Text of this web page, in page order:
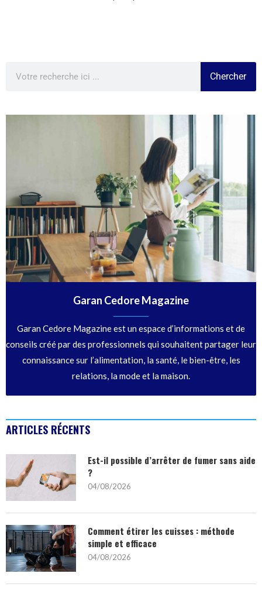
Chercher
Garan Cedore Magazine
Garan Cedore Magazine est un espace d’informations et de
conseils créé par des professionnels qui souhaitent partager leur
connaissance sur l’alimentation, la santé, le bien-être, les
relations, la mode et la maison.
ARTICLES RÉCENTS
Est-il possible d’arrêter de fumer sans aide
?
04/08/2026
Comment étirer les cuisses : méthode
simple et efficace
04/08/2026